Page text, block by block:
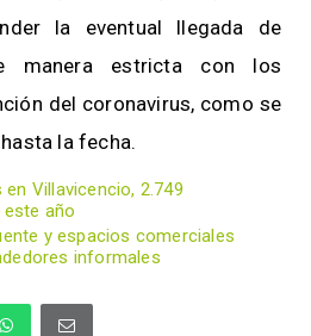
la eventual llegada de
manera estricta con los
del coronavirus, como se
la fecha.
Villavicencio, 2.749
año
y espacios comerciales
informales